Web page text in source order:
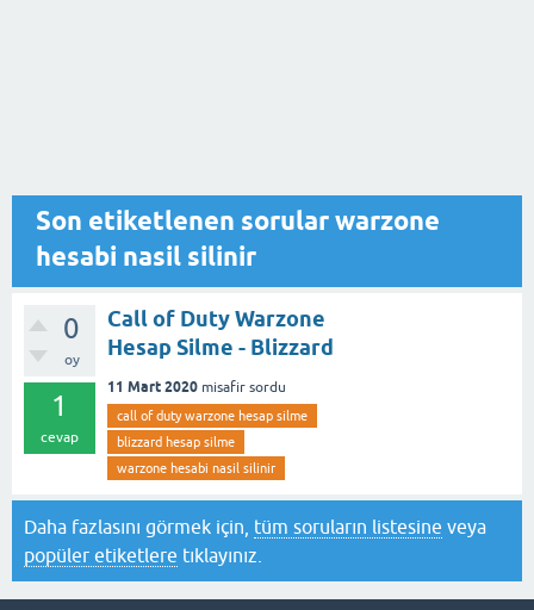
Son etiketlenen sorular warzone
hesabi nasil silinir
0
oy
1
cevap
Call of Duty Warzone
Hesap Silme - Blizzard
11 Mart 2020 misafir sordu
call of duty warzone hesap silme
blizzard hesap silme
warzone hesabi nasil silinir
Daha fazlasını görmek için, tüm soruların listesine veya
popüler etiketlere tıklayınız.